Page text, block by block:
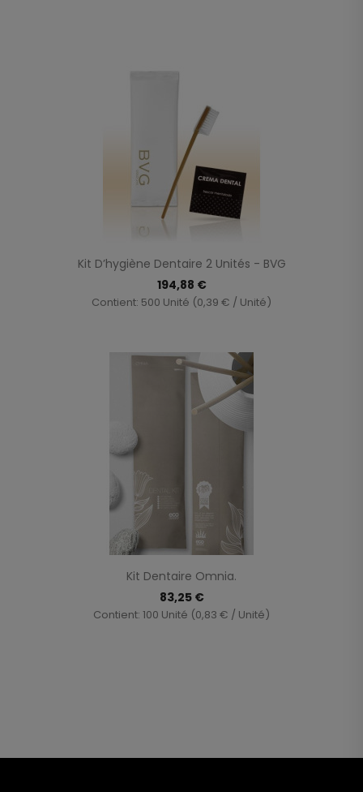
Kit D’hygiène Dentaire 2 Unités - BVG
194,88 €
Contient: 500 Unité (0,39 € / Unité)
Kit Dentaire Omnia.
83,25 €
Contient: 100 Unité (0,83 € / Unité)